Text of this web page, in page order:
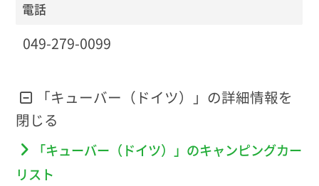
電話
049-279-0099
「キューバー（ドイツ）」の詳細情報を
「キューバー（ドイツ）」のキャンピングカー
リスト